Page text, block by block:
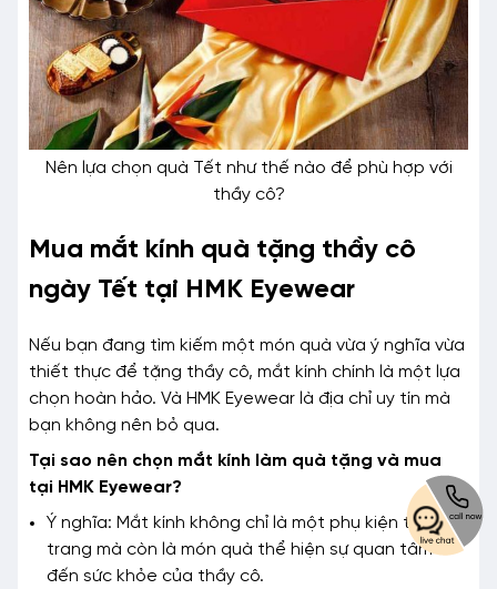
Nên lựa chọn quà Tết như thế nào để phù hợp với
thầy cô?
Mua mắt kính quà tặng thầy cô
ngày Tết tại HMK Eyewear
Nếu bạn đang tìm kiếm một món quà vừa ý nghĩa vừa
thiết thực để tặng thầy cô, mắt kính chính là một lựa
chọn hoàn hảo. Và HMK Eyewear là địa chỉ uy tín mà
bạn không nên bỏ qua.
Tại sao nên chọn mắt kính làm quà tặng và mua
tại HMK Eyewear?
Ý nghĩa: Mắt kính không chỉ là một phụ kiện thời
trang mà còn là món quà thể hiện sự quan tâm
đến sức khỏe của thầy cô.